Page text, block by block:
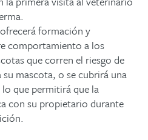
formación y
comportamiento a los
que corren el riesgo de
mascota, o se cubrirá una
que permitirá que la
con su propietario durante